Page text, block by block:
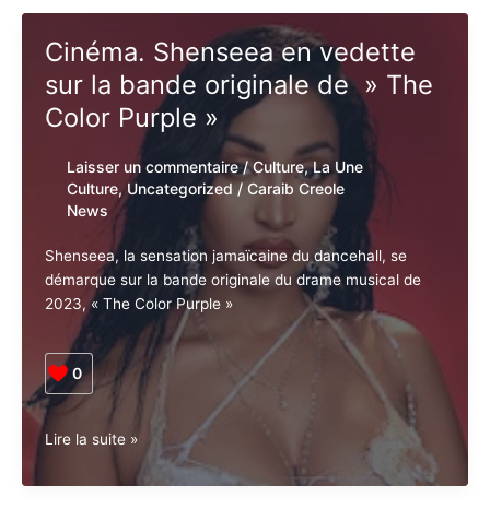
de
Mas
expo
val
Musée
Saint-
Perse
Cinéma. Shenseea en vedette
sur la bande originale de »
The Color Purple »
Laisser un commentaire /Culture,La Une
Culture ,
Caraib Creole
Shenseea, la sensation jamaïcaine du dancehall, se
démarque sur la bande originale du drame musical de
2023, « The Color Purple »
0
Shenseea